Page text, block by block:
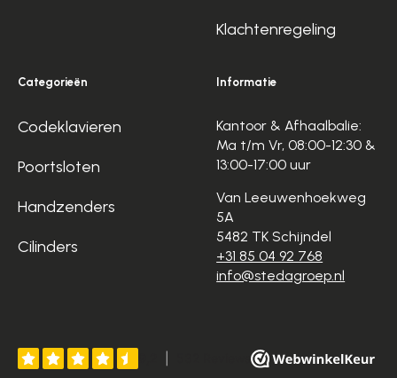
Klachtenregeling
Categorieën
Codeklavieren
Poortsloten
Handzenders
Cilinders
Informatie
Kantoor & Afhaalbalie:
Ma t/m Vr, 08:00-12:30 &
13:00-17:00 uur
Van Leeuwenhoekweg
5A
5482 TK Schijndel
+31 85 04 92 768
info@stedagroep.nl